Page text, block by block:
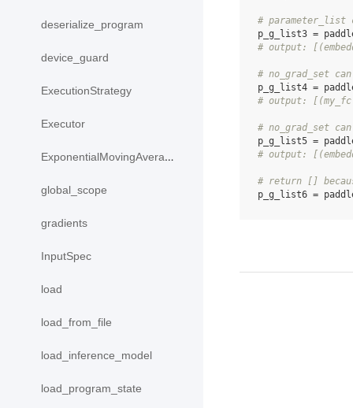
deserialize_program
device_guard
ExecutionStrategy
Executor
ExponentialMovingAverage
global_scope
gradients
InputSpec
load
load_from_file
load_inference_model
load_program_state
# parameter_list
p_g_list3 =
# output:
# no_grad_set
p_g_list4 =
# output:
# no_grad_set
p_g_list5 =
# output:
# return []
p_g_list6 =